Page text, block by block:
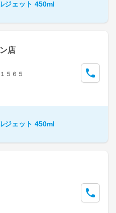
ジェット 450ml
店
５６５
ジェット 450ml